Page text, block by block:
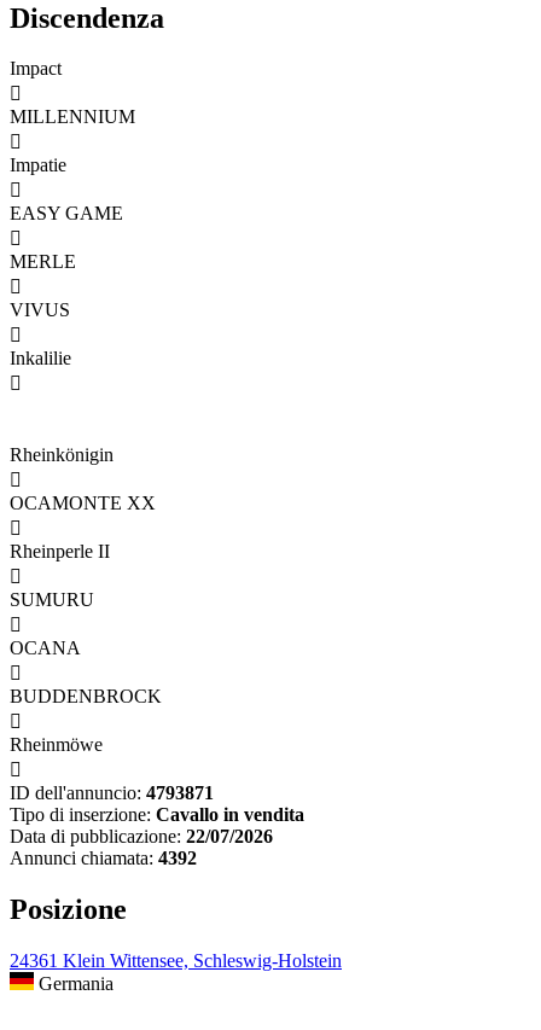
Discendenza
Impact

MILLENNIUM

Impatie

EASY GAME

MERLE

VIVUS

Inkalilie

Rheinkönigin

OCAMONTE XX

Rheinperle II

SUMURU

OCANA

BUDDENBROCK

Rheinmöwe

ID dell'annuncio: 4793871
Tipo di inserzione: Cavallo in vendita
Data di pubblicazione: 22/07/2026
Annunci chiamata: 4392
Posizione
24361 Klein Wittensee, Schleswig-Holstein
Germania